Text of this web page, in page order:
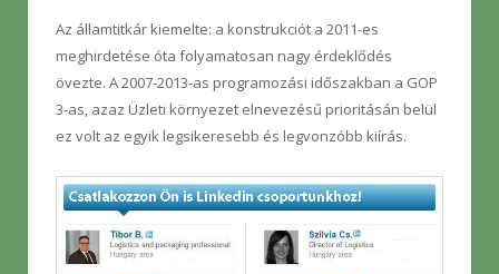
Az államtitkár kiemelte: a konstrukciót a 2011-es
meghirdetése óta folyamatosan nagy érdeklődés
övezte. A 2007-2013-as programozási időszakban a GOP
3-as, azaz Üzleti környezet elnevezésű prioritásán belül
ez volt az egyik legsikeresebb és legvonzóbb kiírás.